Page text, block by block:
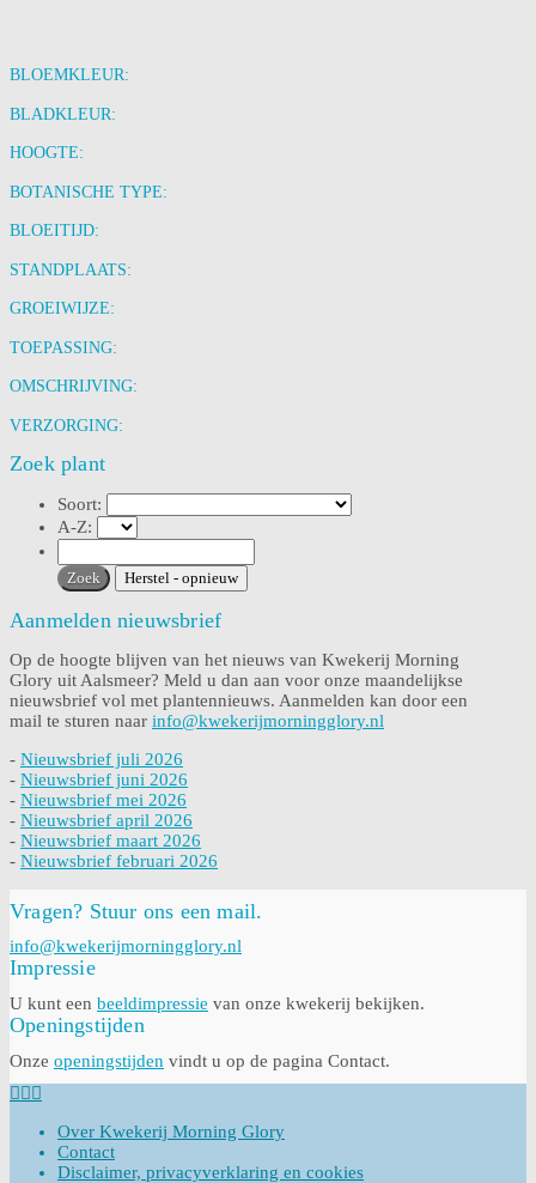
BLOEMKLEUR:
BLADKLEUR:
HOOGTE:
BOTANISCHE TYPE:
BLOEITIJD:
STANDPLAATS:
GROEIWIJZE:
TOEPASSING:
OMSCHRIJVING:
VERZORGING:
Zoek plant
Soort:
A-Z:
Aanmelden nieuwsbrief
Op de hoogte blijven van het nieuws van Kwekerij Morning
Glory uit Aalsmeer? Meld u dan aan voor onze maandelijkse
nieuwsbrief vol met plantennieuws. Aanmelden kan door een
mail te sturen naar info@kwekerijmorningglory.nl
- Nieuwsbrief juli 2026
- Nieuwsbrief juni 2026
- Nieuwsbrief mei 2026
- Nieuwsbrief april 2026
- Nieuwsbrief maart 2026
- Nieuwsbrief februari 2026
Vragen? Stuur ons een mail.
info@kwekerijmorningglory.nl
Impressie
U kunt een beeldimpressie van onze kwekerij bekijken.
Openingstijden
Onze openingstijden vindt u op de pagina Contact.
Over Kwekerij Morning Glory
Contact
Disclaimer, privacyverklaring en cookies